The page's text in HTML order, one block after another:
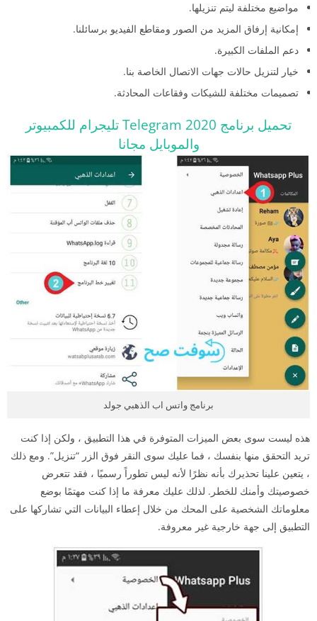
مواضيع مختلفة ليتم تنزيلها.
إمكانية إرفاق المزيد من الصور ومقاطع الفيديو برسائلنا.
دعم الملفات الكبيرة.
خيار لتنزيل حالات جهات الاتصال الخاصة بنا.
تصميمات مختلفة للشيكات وفقاعات المحادثة.
تحميل برنامج Telegram 2020 تليجرام للكمبيوتر
والموبايل مجانا
برنامج واتس اب الذهبي جولد
هذه ليست سوى بعض الميزات المتوفرة في هذا التطبيق ، ولكن إذا كنت
تريد التحقق منها بنفسك ، فما عليك سوى النقر فوق الزر “تنزيل”. ومع ذلك
، يتعين علينا تحذيرك بأنه نظرًا لأنه ليس تطوراً رسميًا ، فقد تتعرض
خصوصيتك وأمنك للخطر. لذلك عليك معرفة ما إذا كنت مهتمًا بوضع
معلوماتك الشخصية على المحك من خلال إعطاء البيانات التي تشاركها على
التطبيق إلى جهة خارجية غير معروفة.